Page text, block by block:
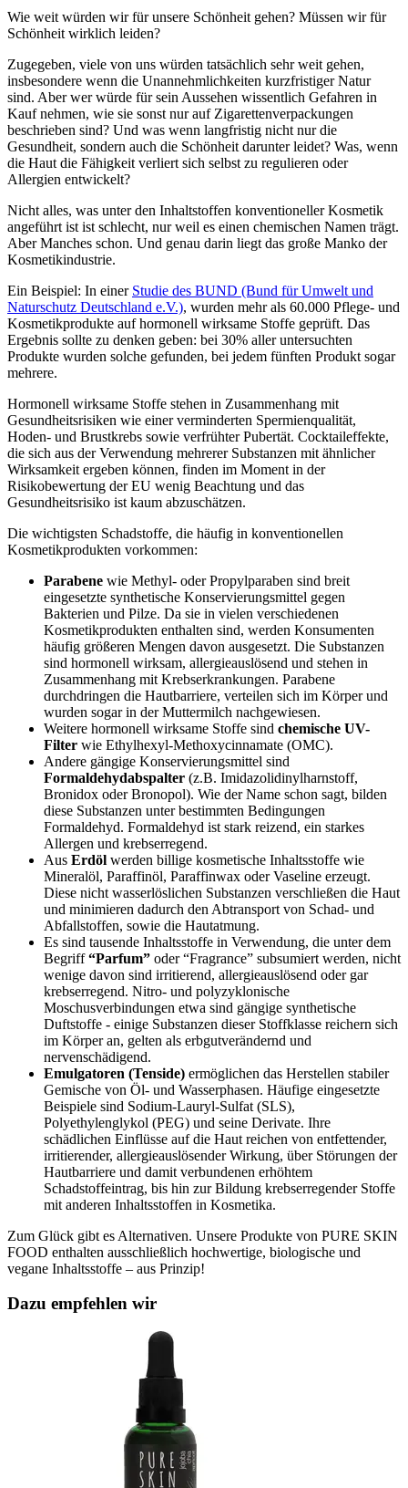
Wie weit würden wir für unsere Schönheit gehen? Müssen wir für
Schönheit wirklich leiden?
Zugegeben, viele von uns würden tatsächlich sehr weit gehen,
insbesondere wenn die Unannehmlichkeiten kurzfristiger Natur
sind. Aber wer würde für sein Aussehen wissentlich Gefahren in
Kauf nehmen, wie sie sonst nur auf Zigarettenverpackungen
beschrieben sind? Und was wenn langfristig nicht nur die
Gesundheit, sondern auch die Schönheit darunter leidet? Was, wenn
die Haut die Fähigkeit verliert sich selbst zu regulieren oder
Allergien entwickelt?
Nicht alles, was unter den Inhaltstoffen konventioneller Kosmetik
angeführt ist ist schlecht, nur weil es einen chemischen Namen trägt.
Aber Manches schon. Und genau darin liegt das große Manko der
Kosmetikindustrie.
Ein Beispiel: In einer Studie des BUND (Bund für Umwelt und
Naturschutz Deutschland e.V.), wurden mehr als 60.000 Pflege- und
Kosmetikprodukte auf hormonell wirksame Stoffe geprüft. Das
Ergebnis sollte zu denken geben: bei 30% aller untersuchten
Produkte wurden solche gefunden, bei jedem fünften Produkt sogar
mehrere.
Hormonell wirksame Stoffe stehen in Zusammenhang mit
Gesundheitsrisiken wie einer verminderten Spermienqualität,
Hoden- und Brustkrebs sowie verfrühter Pubertät. Cocktaileffekte,
die sich aus der Verwendung mehrerer Substanzen mit ähnlicher
Wirksamkeit ergeben können, finden im Moment in der
Risikobewertung der EU wenig Beachtung und das
Gesundheitsrisiko ist kaum abzuschätzen.
Die wichtigsten Schadstoffe, die häufig in konventionellen
Kosmetikprodukten vorkommen:
Parabene wie Methyl- oder Propylparaben sind breit
eingesetzte synthetische Konservierungsmittel gegen
Bakterien und Pilze. Da sie in vielen verschiedenen
Kosmetikprodukten enthalten sind, werden Konsumenten
häufig größeren Mengen davon ausgesetzt. Die Substanzen
sind hormonell wirksam, allergieauslösend und stehen in
Zusammenhang mit Krebserkrankungen. Parabene
durchdringen die Hautbarriere, verteilen sich im Körper und
wurden sogar in der Muttermilch nachgewiesen.
Weitere hormonell wirksame Stoffe sind chemische UV-
Filter wie Ethylhexyl-Methoxycinnamate (OMC).
Andere gängige Konservierungsmittel sind
Formaldehydabspalter (z.B. Imidazolidinylharnstoff,
Bronidox oder Bronopol). Wie der Name schon sagt, bilden
diese Substanzen unter bestimmten Bedingungen
Formaldehyd. Formaldehyd ist stark reizend, ein starkes
Allergen und krebserregend.
Aus Erdöl werden billige kosmetische Inhaltsstoffe wie
Mineralöl, Paraffinöl, Paraffinwax oder Vaseline erzeugt.
Diese nicht wasserlöslichen Substanzen verschließen die Haut
und minimieren dadurch den Abtransport von Schad- und
Abfallstoffen, sowie die Hautatmung.
Es sind tausende Inhaltsstoffe in Verwendung, die unter dem
Begriff“Parfum” oder “Fragrance” subsumiert werden, nicht
wenige davon sind irritierend, allergieauslösend oder gar
krebserregend. Nitro- und polyzyklonische
Moschusverbindungen etwa sind gängige synthetische
Duftstoffe - einige Substanzen dieser Stoffklasse reichern sich
im Körper an, gelten als erbgutverändernd und
nervenschädigend.
Emulgatoren (Tenside) ermöglichen das Herstellen stabiler
Gemische von Öl- und Wasserphasen. Häufige eingesetzte
Beispiele sind Sodium-Lauryl-Sulfat (SLS),
Polyethylenglykol (PEG) und seine Derivate. Ihre
schädlichen Einflüsse auf die Haut reichen von entfettender,
irritierender, allergieauslösender Wirkung, über Störungen der
Hautbarriere und damit verbundenen erhöhtem
Schadstoffeintrag, bis hin zur Bildung krebserregender Stoffe
mit anderen Inhaltsstoffen in Kosmetika.
Zum Glück gibt es Alternativen. Unsere Produkte von PURE SKIN
FOOD enthalten ausschließlich hochwertige, biologische und
vegane Inhaltsstoffe – aus Prinzip!
Dazu empfehlen wir